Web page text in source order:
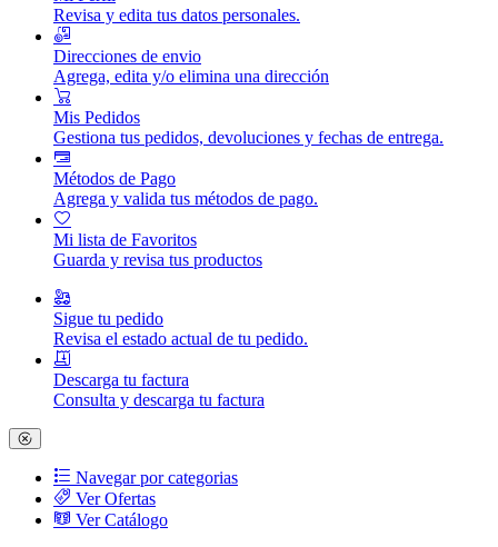
Revisa y edita tus datos personales.
Direcciones de envio
Agrega, edita y/o elimina una dirección
Mis Pedidos
Gestiona tus pedidos, devoluciones y fechas de entrega.
Métodos de Pago
Agrega y valida tus métodos de pago.
Mi lista de Favoritos
Guarda y revisa tus productos
Sigue tu pedido
Revisa el estado actual de tu pedido.
Descarga tu factura
Consulta y descarga tu factura
Navegar por categorias
Ver Ofertas
Ver Catálogo